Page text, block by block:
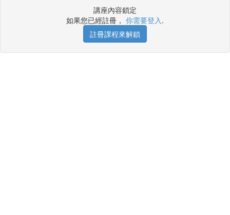
講座內容鎖定
如果您已經註冊， 你需要登入.
註冊課程來解鎖